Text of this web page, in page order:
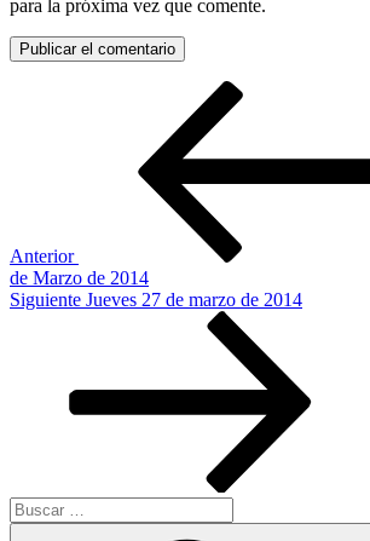
para la próxima vez que comente.
Anterior
de Marzo de 2014
Siguiente
Siguiente Jueves 27 de marzo de 2014
Buscar
por: